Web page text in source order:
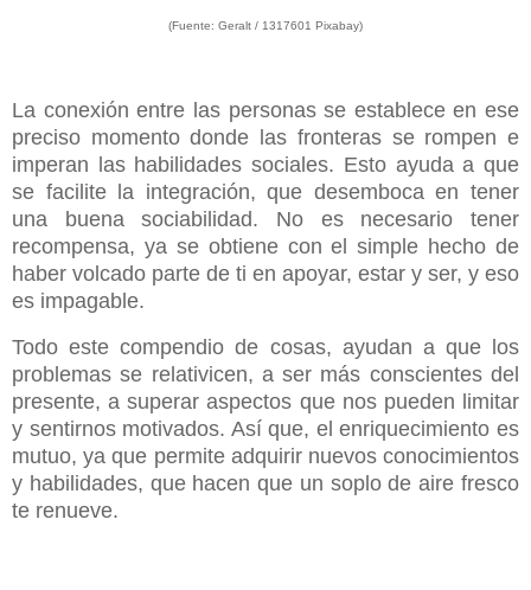
(Fuente: Geralt / 1317601 Pixabay)
La conexión entre las personas se establece en ese
preciso momento donde las fronteras se rompen e
imperan las habilidades sociales. Esto ayuda a que
se facilite la integración, que desemboca en tener
una buena sociabilidad. No es necesario tener
recompensa, ya se obtiene con el simple hecho de
haber volcado parte de ti en apoyar, estar y ser, y eso
es impagable.
Todo este compendio de cosas, ayudan a que los
problemas se relativicen, a ser más conscientes del
presente, a superar aspectos que nos pueden limitar
y sentirnos motivados. Así que, el enriquecimiento es
mutuo, ya que permite adquirir nuevos conocimientos
y habilidades, que hacen que un soplo de aire fresco
te renueve.